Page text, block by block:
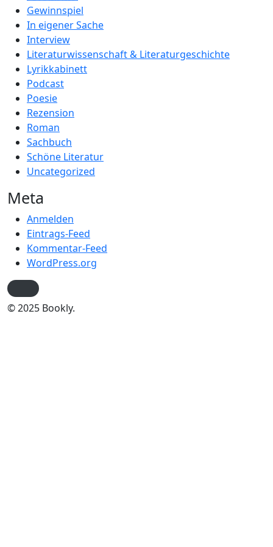
Gewinnspiel
In eigener Sache
Interview
Literaturwissenschaft & Literaturgeschichte
Lyrikkabinett
Podcast
Poesie
Rezension
Roman
Sachbuch
Schöne Literatur
Uncategorized
Meta
Anmelden
Eintrags-Feed
Kommentar-Feed
WordPress.org
© 2025 Bookly.